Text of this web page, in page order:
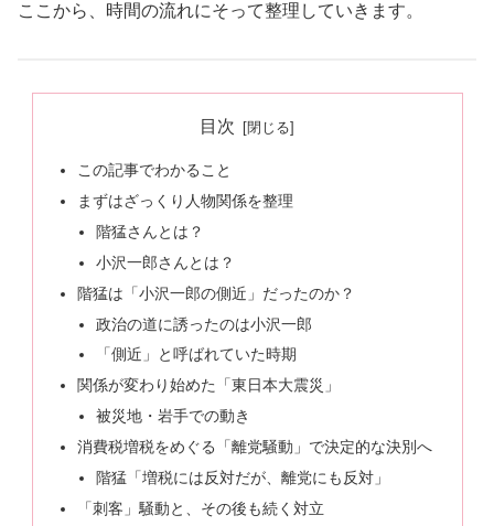
ここから、時間の流れにそって整理していきます。
目次
この記事でわかること
まずはざっくり人物関係を整理
階猛さんとは？
小沢一郎さんとは？
階猛は「小沢一郎の側近」だったのか？
政治の道に誘ったのは小沢一郎
「側近」と呼ばれていた時期
関係が変わり始めた「東日本大震災」
被災地・岩手での動き
消費税増税をめぐる「離党騒動」で決定的な決別へ
階猛「増税には反対だが、離党にも反対」
「刺客」騒動と、その後も続く対立